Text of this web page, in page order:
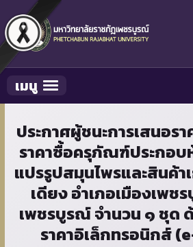
Toggle navigation
เมนู
ประกาศผู้ชนะการเสนอร
ราคาซื้อครุภัณฑ์ประกอ
แปรรูปสมุนไพรและสินค้า
เดียง อำเภอเมืองเพช
เพชรบูรณ์ จำนวน ๑ ชุด
ราคาอิเล็กทรอนิกส์